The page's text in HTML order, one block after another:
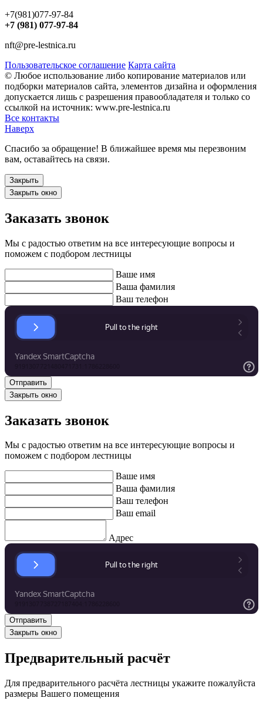
+7(981)077-97-84
+7 (981) 077-97-84
nft@pre-lestnica.ru
Пользовательское соглашение Карта сайта
© Любое использование либо копирование материалов или
подборки материалов сайта, элементов дизайна и оформления
допускается лишь с разрешения правообладателя и только со
ссылкой на источник: www.pre-lestnica.ru
Все контакты
Наверх
Спасибо за обращение! В ближайшее время мы перезвоним
вам, оставайтесь на связи.
Закрыть
Закрыть окно
Заказать звонок
Мы с радостью ответим на все интересующие вопросы и
поможем с подбором лестницы
Ваше имя
Ваша фамилия
Ваш телефон
Закрыть окно
Заказать звонок
Мы с радостью ответим на все интересующие вопросы и
поможем с подбором лестницы
Ваше имя
Ваша фамилия
Ваш телефон
Ваш email
Адрес
Закрыть окно
Предварительный расчёт
Для предварительного расчёта лестницы укажите пожалуйста
размеры Вашего помещения